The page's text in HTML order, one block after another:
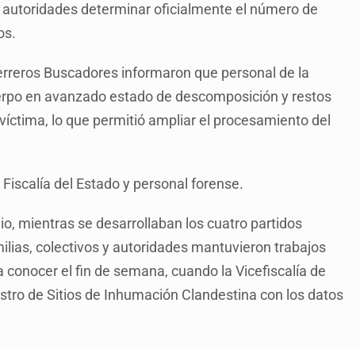
determinar oficialmente el número de
Buscadores informaron que personal de la
en avanzado estado de descomposición y restos
lo que permitió ampliar el procesamiento del
del Estado y personal forense.
mientras se desarrollaban los cuatro partidos
colectivos y autoridades mantuvieron trabajos
el fin de semana, cuando la Vicefiscalía de
de Sitios de Inhumación Clandestina con los datos